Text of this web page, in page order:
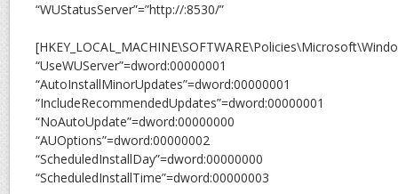
“WUStatusServer”=”http://:8530/”
“UseWUServer”=dword:00000001
“AutoInstallMinorUpdates”=dword:00000001
“IncludeRecommendedUpdates”=dword:00000001
“NoAutoUpdate”=dword:00000000
“AUOptions”=dword:00000002
“ScheduledInstallDay”=dword:00000000
“ScheduledInstallTime”=dword:00000003